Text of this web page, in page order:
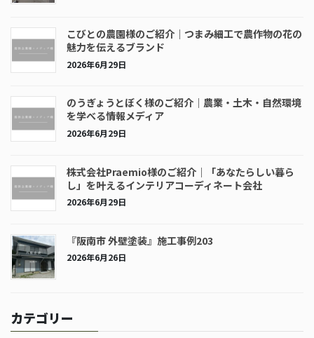
こびとの農園様のご紹介｜つまみ細工で農作物の花の
魅力を伝えるブランド
2026年6月29日
のうぎょうとぼく様のご紹介｜農業・土木・自然環境
を学べる情報メディア
2026年6月29日
株式会社Praemio様のご紹介｜「あなたらしい暮ら
し」を叶えるインテリアコーディネート会社
2026年6月29日
『阪南市 外壁塗装』施工事例203
2026年6月26日
カテゴリー